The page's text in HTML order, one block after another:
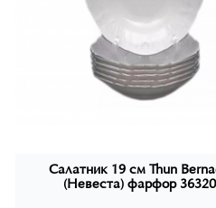
Салатник 19 см Thun
(Невеста) фарфор